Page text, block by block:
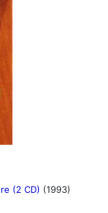
(2 CD) (1993)